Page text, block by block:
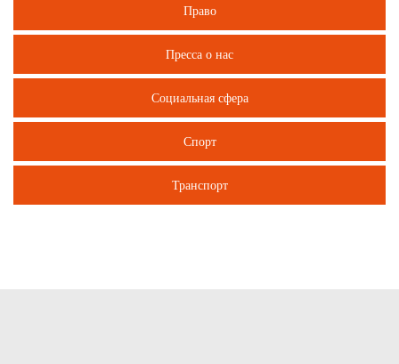
Право
Пресса о нас
Социальная сфера
Спорт
Транспорт